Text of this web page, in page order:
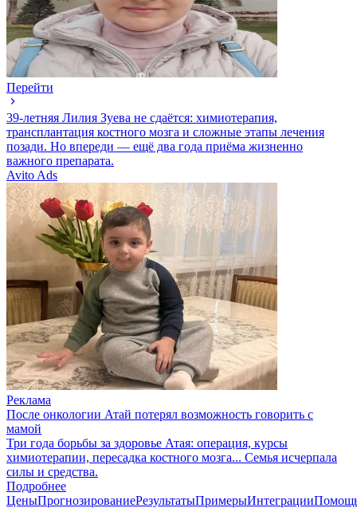
Перейти
39-летняя Лилия Зуева не сдаётся: химиотерапия,
трансплантация костного мозга и сложные этапы лечения
позади. Но впереди — ещё два года приёма жизненно
важного препарата.
Avito Ads
Реклама
После онкологии Атай потерял возможность говорить с
мамой
Три года борьбы за здоровье Атая: операция, курсы
химиотерапии, пересадка костного мозга... Семья исчерпала
силы и средства.
Подробнее
ЦеныПрогнозированиеРезультатыПримерыИнтеграции